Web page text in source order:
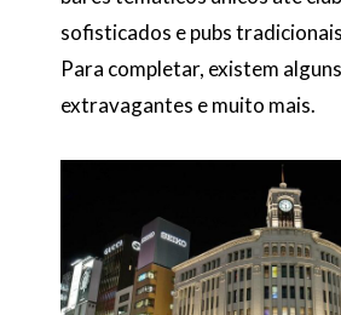
sofisticados e pubs
Para completar, existem
extravagantes e muito mais.